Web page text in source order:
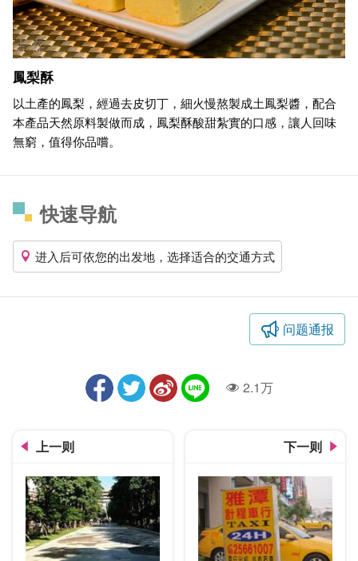
鳳梨酥
以土產的鳳梨，經過去皮切丁，細火慢熬製成土鳳梨醬，配合
本產品天然原料製做而成，鳳梨酥酸甜紮實的口感，讓人回味
無窮，值得你品嚐。
快速导航
进入后可依您的出发地，选择适合的交通方式
问题通报
人气2.1万
上一则 下一则